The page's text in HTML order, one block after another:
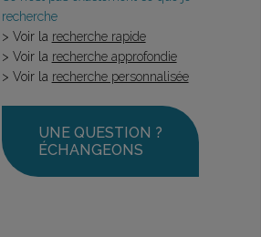
recherche
> Voir la recherche rapide
> Voir la recherche approfondie
> Voir la recherche personnalisée
UNE QUESTION ?
ÉCHANGEONS